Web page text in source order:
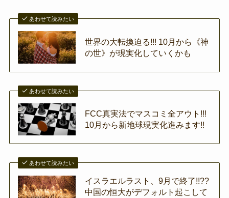
あわせて読みたい
世界の大転換迫る!!! 10月から《神
の世》が現実化していくかも
あわせて読みたい
FCC真実法でマスコミ全アウト!!!
10月から新地球現実化進みます!!
あわせて読みたい
イスラエルラスト、9月で終了!!??
中国の恒大がデフォルト起こして